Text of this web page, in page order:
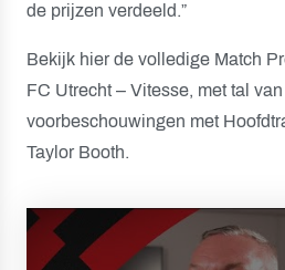
de prijzen verdeeld.”
Bekijk hier de volledige Match
FC Utrecht – Vitesse, met tal
voorbeschouwingen met
Taylor Booth.